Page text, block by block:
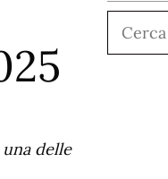
delle
Cerca